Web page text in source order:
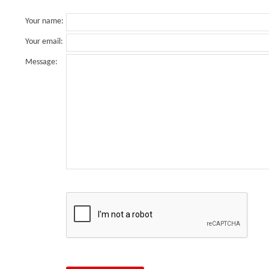
Your name:
Your email:
Message: